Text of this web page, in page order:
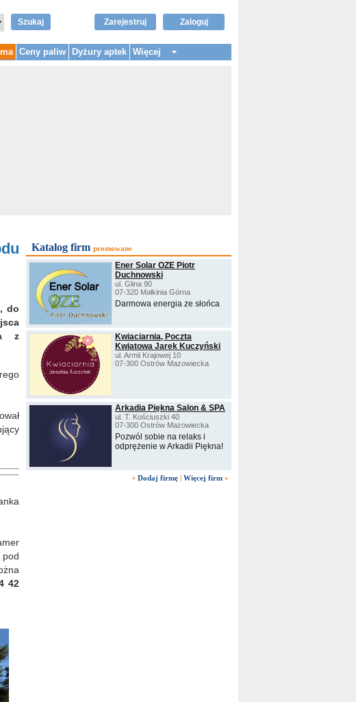
Szukaj Zaloguj
Zarejestruj
Ceny paliw Dyżury aptek Więcej
do
z
pod
42
Katalog firm promowane
Ener Solar OZE Piotr
Duchnowski
ul. Glina 90
07-320 Małkinia Górna
Darmowa energia ze słońca
Kwiaciarnia, Poczta
Kwiatowa Jarek Kuczyński
ul. Armii Krajowej 10
07-300 Ostrów Mazowiecka
Arkadia Piękna Salon & SPA
ul. T. Kościuszki 40
07-300 Ostrów Mazowiecka
Pozwól sobie na relaks i
odprężenie w Arkadii Piękna!
+ Dodaj firmę | Więcej firm »